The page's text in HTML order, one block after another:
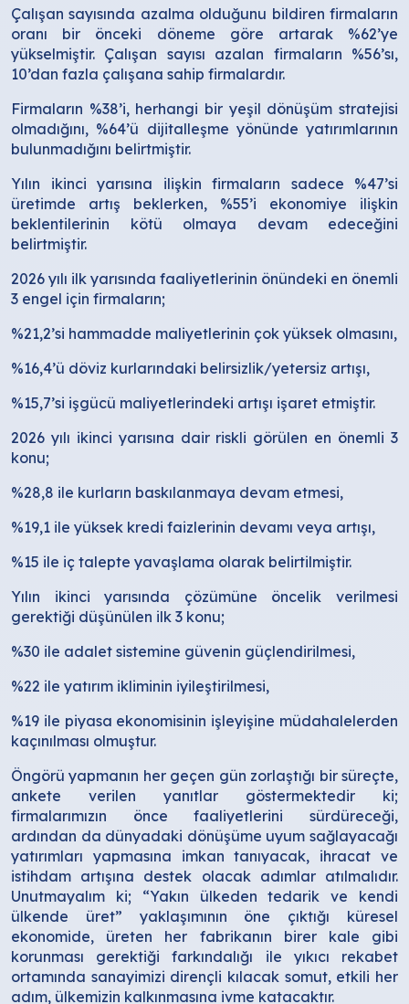
Çalışan sayısında azalma olduğunu bildiren firmaların
oranı bir önceki döneme göre artarak %62’ye
yükselmiştir. Çalışan sayısı azalan firmaların %56’sı,
10’dan fazla çalışana sahip firmalardır.
Firmaların %38’i, herhangi bir yeşil dönüşüm stratejisi
olmadığını, %64’ü dijitalleşme yönünde yatırımlarının
bulunmadığını belirtmiştir.
Yılın ikinci yarısına ilişkin firmaların sadece %47’si
üretimde artış beklerken, %55’i ekonomiye ilişkin
beklentilerinin kötü olmaya devam edeceğini
belirtmiştir.
2026 yılı ilk yarısında faaliyetlerinin önündeki en önemli
3 engel için firmaların;
%21,2’si hammadde maliyetlerinin çok yüksek olmasını,
%16,4’ü döviz kurlarındaki belirsizlik/yetersiz artışı,
%15,7’si işgücü maliyetlerindeki artışı işaret etmiştir.
2026 yılı ikinci yarısına dair riskli görülen en önemli 3
konu;
%28,8 ile kurların baskılanmaya devam etmesi,
%19,1 ile yüksek kredi faizlerinin devamı veya artışı,
%15 ile iç talepte yavaşlama olarak belirtilmiştir.
Yılın ikinci yarısında çözümüne öncelik verilmesi
gerektiği düşünülen ilk 3 konu;
%30 ile adalet sistemine güvenin güçlendirilmesi,
%22 ile yatırım ikliminin iyileştirilmesi,
%19 ile piyasa ekonomisinin işleyişine müdahalelerden
kaçınılması olmuştur.
Öngörü yapmanın her geçen gün zorlaştığı bir süreçte,
ankete verilen yanıtlar göstermektedir ki;
firmalarımızın önce faaliyetlerini sürdüreceği,
ardından da dünyadaki dönüşüme uyum sağlayacağı
yatırımları yapmasına imkan tanıyacak, ihracat ve
istihdam artışına destek olacak adımlar atılmalıdır.
Unutmayalım ki; “Yakın ülkeden tedarik ve kendi
ülkende üret” yaklaşımının öne çıktığı küresel
ekonomide, üreten her fabrikanın birer kale gibi
korunması gerektiği farkındalığı ile yıkıcı rekabet
ortamında sanayimizi dirençli kılacak somut, etkili her
adım, ülkemizin kalkınmasına ivme katacaktır.